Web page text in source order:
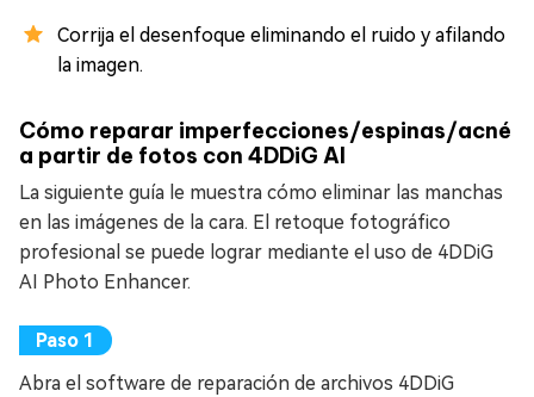
Corrija el desenfoque eliminando el ruido y afilando
la imagen.
Cómo reparar imperfecciones/espinas/acné
a partir de fotos con 4DDiG AI
La siguiente guía le muestra cómo eliminar las manchas
en las imágenes de la cara. El retoque fotográfico
profesional se puede lograr mediante el uso de 4DDiG
AI Photo Enhancer.
Abra el software de reparación de archivos 4DDiG